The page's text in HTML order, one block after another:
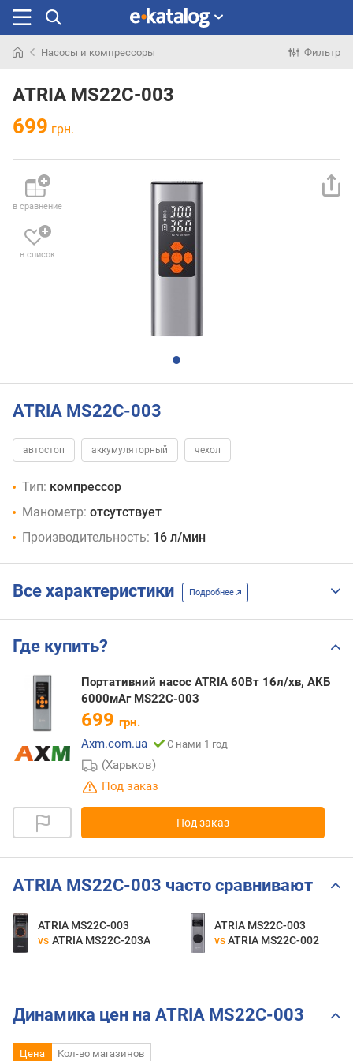
раньше
Насосы и компрессоры Фильтр
ATRIA MS22C-003
699 грн.
в сравнение
в список
ATRIA MS22C-003
автостоп аккумуляторный чехол
Тип: компрессор
Манометр: отсутствует
Производительность: 16 л/мин
Все характеристики Подробнее
Где купить?
Портативний насос ATRIA 60Вт 16л/хв, АКБ
6000мАг MS22C-003
699 грн.
Axm.com.ua
С нами 1 год
(Харьков)
Под заказ
Под заказ
ATRIA MS22C-003 часто сравнивают
ATRIA MS22C-003
vs ATRIA MS22C-203A
ATRIA MS22C-003
vs ATRIA MS22C-002
Динамика цен на ATRIA MS22C-003
Цена Кол-во магазинов